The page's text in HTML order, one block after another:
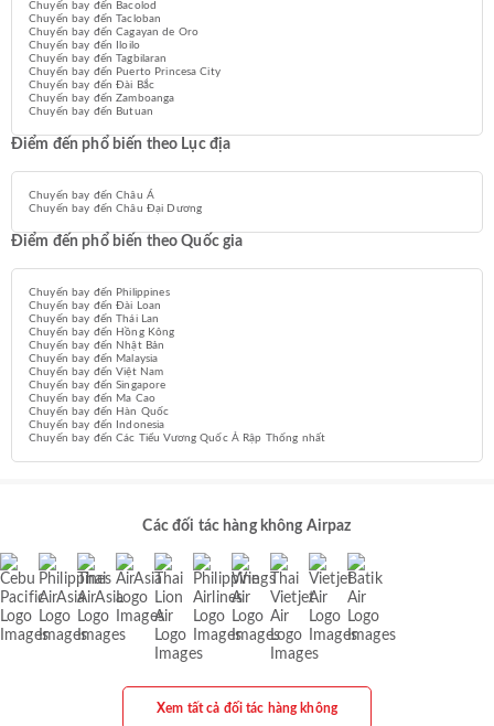
Chuyến bay đến Bacolod
Chuyến bay đến Tacloban
Chuyến bay đến Cagayan de Oro
Chuyến bay đến Iloilo
Chuyến bay đến Tagbilaran
Chuyến bay đến Puerto Princesa City
Chuyến bay đến Đài Bắc
Chuyến bay đến Zamboanga
Chuyến bay đến Butuan
Điểm đến phổ biến theo Lục địa
Chuyến bay đến Châu Á
Chuyến bay đến Châu Đại Dương
Điểm đến phổ biến theo Quốc gia
Chuyến bay đến Philippines
Chuyến bay đến Đài Loan
Chuyến bay đến Thái Lan
Chuyến bay đến Hồng Kông
Chuyến bay đến Nhật Bản
Chuyến bay đến Malaysia
Chuyến bay đến Việt Nam
Chuyến bay đến Singapore
Chuyến bay đến Ma Cao
Chuyến bay đến Hàn Quốc
Chuyến bay đến Indonesia
Chuyến bay đến Các Tiểu Vương Quốc Ả Rập Thống nhất
Các đối tác hàng không Airpaz
Xem tất cả đối tác hàng không